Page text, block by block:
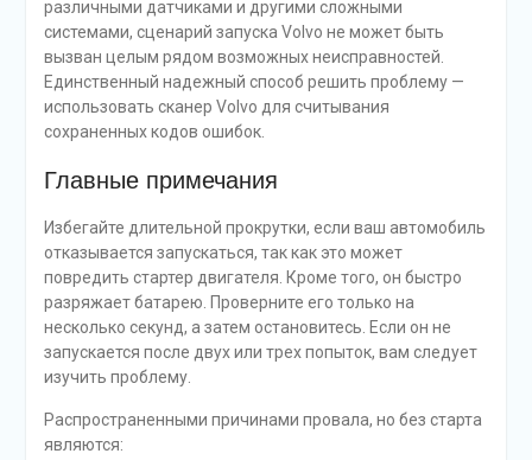
различными датчиками и другими сложными
системами, сценарий запуска Volvo не может быть
вызван целым рядом возможных неисправностей.
Единственный надежный способ решить проблему —
использовать сканер Volvo для считывания
сохраненных кодов ошибок.
Главные примечания
Избегайте длительной прокрутки, если ваш автомобиль
отказывается запускаться, так как это может
повредить стартер двигателя. Кроме того, он быстро
разряжает батарею. Проверните его только на
несколько секунд, а затем остановитесь. Если он не
запускается после двух или трех попыток, вам следует
изучить проблему.
Распространенными причинами провала, но без старта
являются: